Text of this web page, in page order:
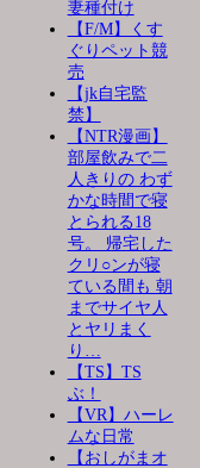
妻種付け
【F/M】くす
ぐりペット競
売
【jk自宅監
禁】
【NTR漫画】
部屋飲みで二
人きりの わず
かな時間で寝
とられる18
号。 帰宅した
クリ○ンが寝
ている間も 朝
までサイヤ人
とヤリまく
り…
【TS】TS
ぶ！
【VR】ハーレ
ムな日常
【おしがまオ